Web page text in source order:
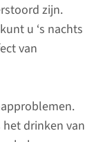
zijn.
u ‘s nachts
van
drinken van